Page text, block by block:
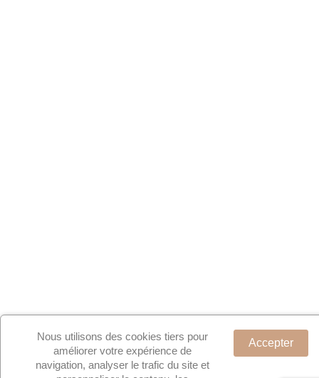
Nous utilisons des cookies tiers pour
améliorer votre expérience de
navigation, analyser le trafic du site et
Accepter